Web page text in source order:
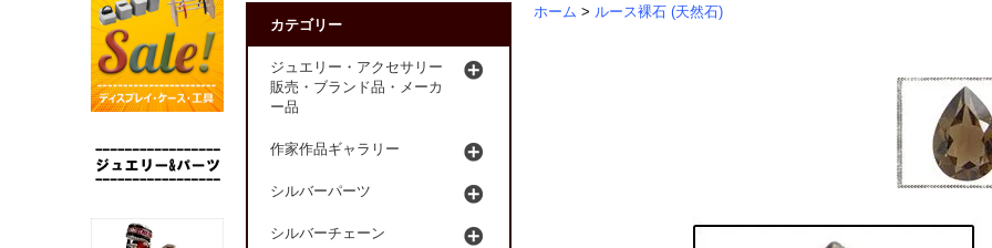
ホーム > ルース裸石 (天然石)
カテゴリー
ジュエリー・アクセサリー
販売・ブランド品・メーカ
ー品
作家作品ギャラリー
シルバーパーツ
シルバーチェーン